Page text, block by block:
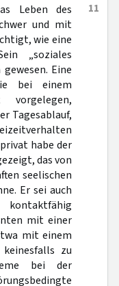
11
Leben des
und mit
wie eine
„soziales
Eine
bei einem
vorgelegen,
Tagesablauf,
habe der
das von
seelischen
Er sei auch
mit einer
mit einem
zu
bei der